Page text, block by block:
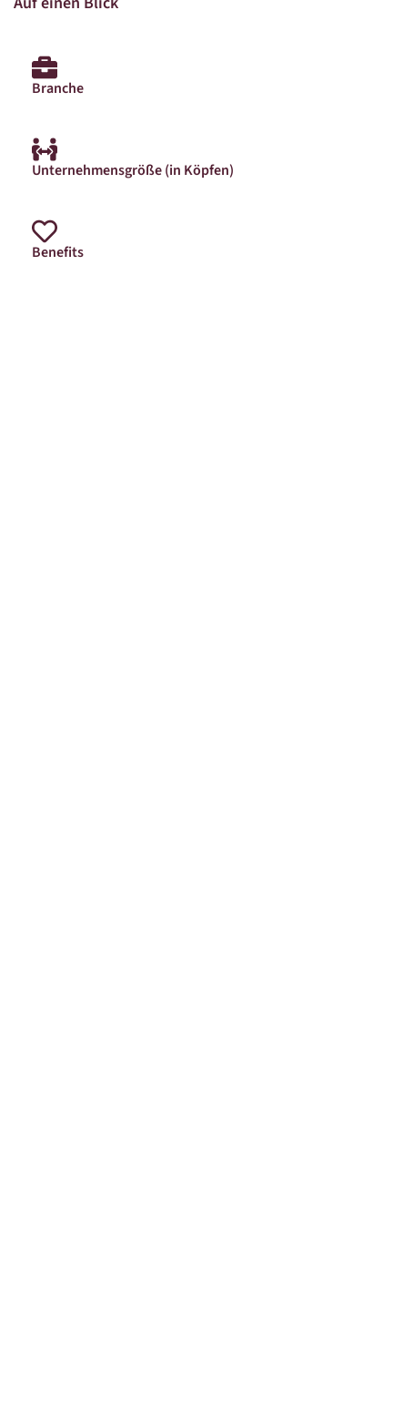
Branche
Unternehmensgröße (in Köpfen)
Benefits